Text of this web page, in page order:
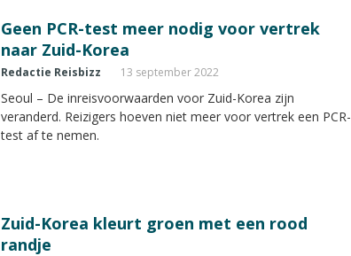
Geen PCR-test meer nodig voor vertrek
naar Zuid-Korea
Redactie Reisbizz 13 september 2022
Seoul – De inreisvoorwaarden voor Zuid-Korea zijn
veranderd. Reizigers hoeven niet meer voor vertrek een PCR-
test af te nemen.
Zuid-Korea kleurt groen met een rood
randje